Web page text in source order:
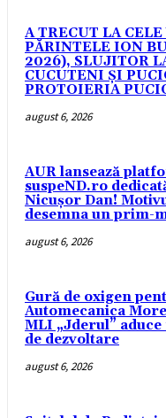
A TRECUT LA
PĂRINTELE ION
2026), SLUJITOR
CUCUTENI ȘI
PROTOIERIA
august 6, 2026
AUR lansează
suspeND.ro
Nicușor Dan!
desemna un prim-
august 6, 2026
Gură de oxigen
Automecanica
MLI „Jderul”
de dezvoltare
august 6, 2026